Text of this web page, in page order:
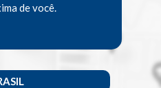
de você.